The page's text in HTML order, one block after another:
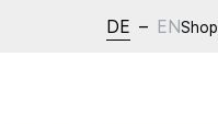
DE – ENShop